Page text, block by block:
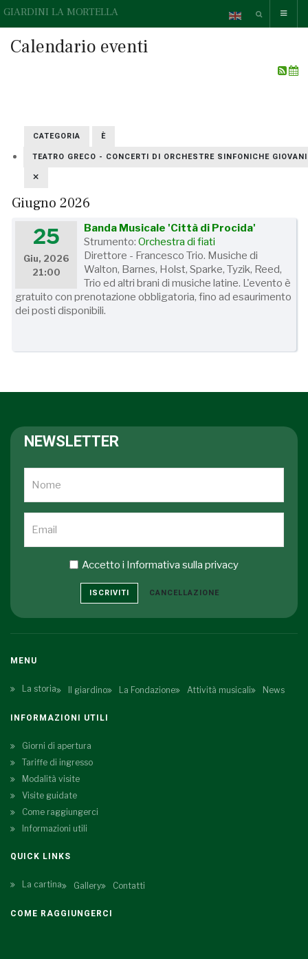
GIARDINI LA MORTELLA
Calendario eventi
CATEGORIA È
TEATRO GRECO - CONCERTI DI ORCHESTRE SINFONICHE
Giugno 2026
25
Giu, 2026
21:00
Banda Musicale 'Città di Procida'
Strumento:Orchestra di fiati
Direttore - Francesco Trio. Musiche di
Walton, Barnes, Holst, Sparke, Tyzik, Reed,
Trio ed altri brani di musiche latine. L'evento è
gratuito con prenotazione obbligatoria, fino ad esaurimento
dei posti disponibili.
NEWSLETTER
Accetto i Informativa sulla privacy
ISCRIVITI CANCELLAZIONE
MENU
La storia Il giardino La Fondazione Attività musicali News
INFORMAZIONI UTILI
Giorni di apertura
Tariffe di ingresso
Modalità visite
Visite guidate
Come raggiungerci
Informazioni utili
QUICK LINKS
La cartina Gallery Contatti
COME RAGGIUNGERCI